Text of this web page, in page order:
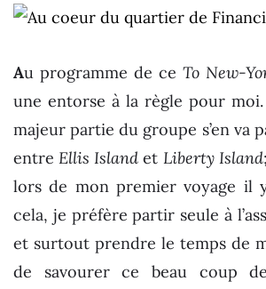
Au programme de ce To New-
une entorse à la règle pour
majeur partie du groupe s’en va
entreEllis Island et Liberty Island
lors de mon premier voyage il
cela, je préfère partir seule à
et surtout prendre le temps de
de savourer ce beau coup